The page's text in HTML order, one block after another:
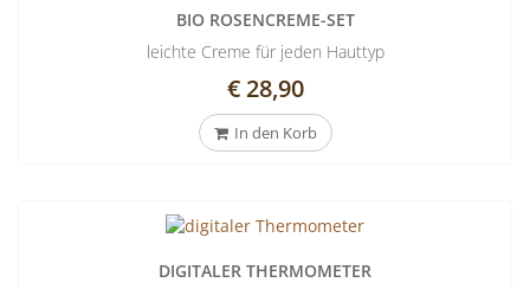
BIO ROSENCREME-SET
leichte Creme für jeden Hauttyp
€ 28,90
In den Korb
DIGITALER THERMOMETER